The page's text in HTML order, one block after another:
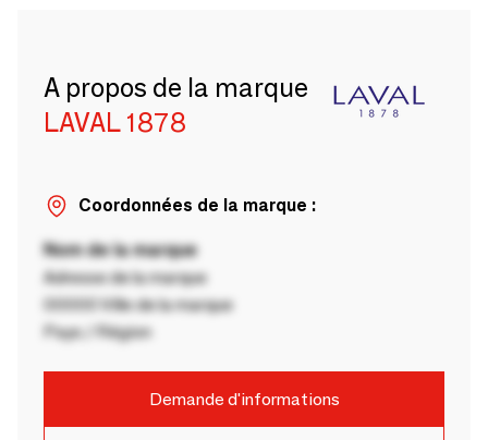
A propos de la marque
LAVAL 1878
Coordonnées de la marque :
Nom de la marque
Adresse de la marque
00000 Ville de la marque
Pays / Région
Demande d'informations